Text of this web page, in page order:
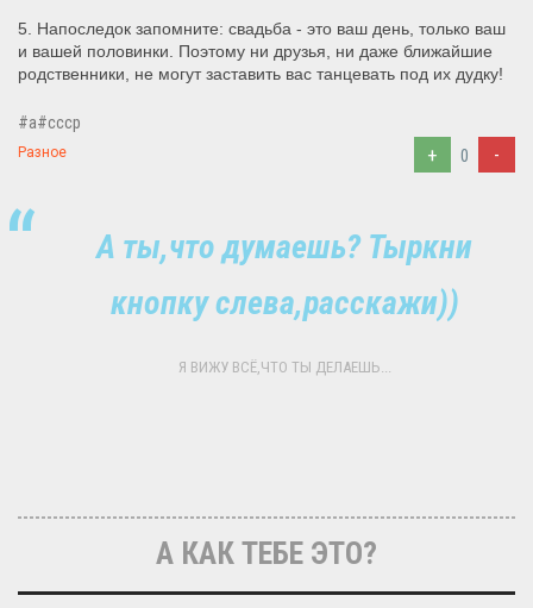
5. Напоследок запомните: свадьба - это ваш день, только ваш
и вашей половинки.
Поэтому ни друзья, ни даже ближайшие
родственники, не могут заставить вас танцевать под их дудку!
#a#ссср
Разное + 0 -
А ты,что думаешь? Тыркни
кнопку слева,расскажи))
Я ВИЖУ ВСЁ,ЧТО ТЫ ДЕЛАЕШЬ...
А КАК ТЕБЕ ЭТО?